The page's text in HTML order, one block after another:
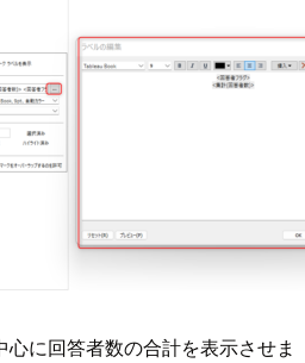
に回答者数の合計を表示させま